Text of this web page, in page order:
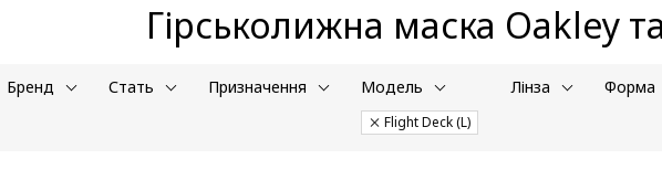
Гірськолижна маска Oakley
Бренд Стать Призначення Модель
Flight Deck (L)
Лінза Форма